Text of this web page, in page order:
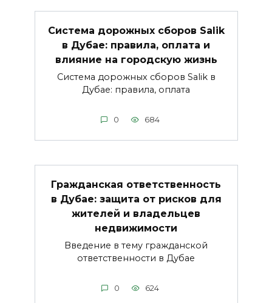
Система дорожных сборов Salik
в Дубае: правила, оплата и
влияние на городскую жизнь
Система дорожных сборов Salik в
Дубае: правила, оплата
0 684
Гражданская ответственность
в Дубае: защита от рисков для
жителей и владельцев
недвижимости
Введение в тему гражданской
ответственности в Дубае
0 624